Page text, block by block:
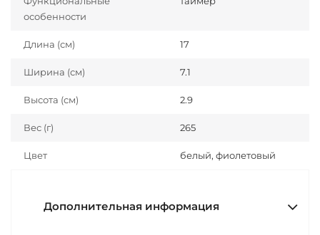
особенности
Длина (см) 17
Ширина (см) 7.1
Высота (см) 2.9
Вес (г) 265
Цвет белый, фиолетовый
Дополнительная информация